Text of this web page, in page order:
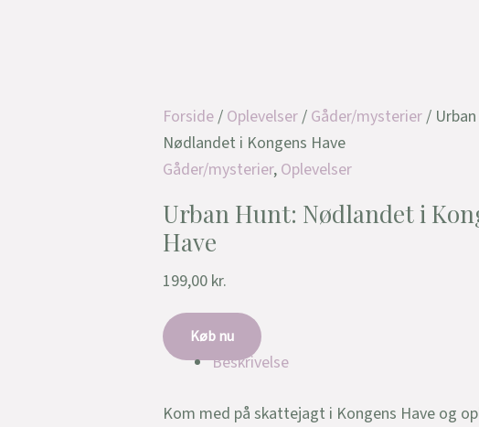
Forside/ Oplevelser/ Gåder/mysterier/
Nødlandet i Kongens Have
Gåder/mysterier, Oplevelser
Urban Hunt: Nødlandet i
Have
199,00 kr.
Køb nu
Beskrivelse
Kom med på skattejagt i Kongens Have og